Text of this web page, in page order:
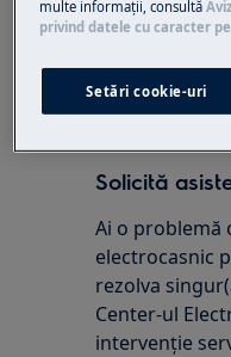
magazinul nostru
A fost
Solicită
Ai o problemă
electrocasnic
rezolva
Center-ul
intervenţie
multe informaţii, consultă
privind datele cu caracter
Setări cookie-uri